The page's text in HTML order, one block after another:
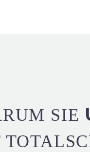
SIE